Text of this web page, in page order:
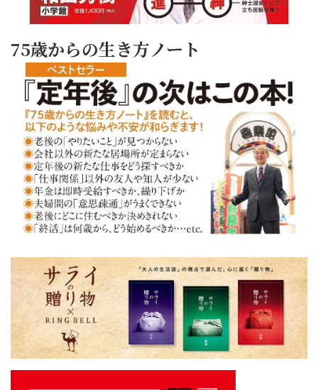
75歳からの生き方ノート